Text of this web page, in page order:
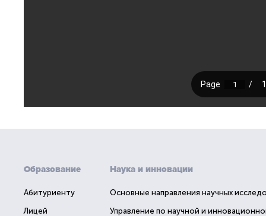
Образование
Абитуриенту
Лицей
Наука и инновации
Основные направления научных
Управление по научной и